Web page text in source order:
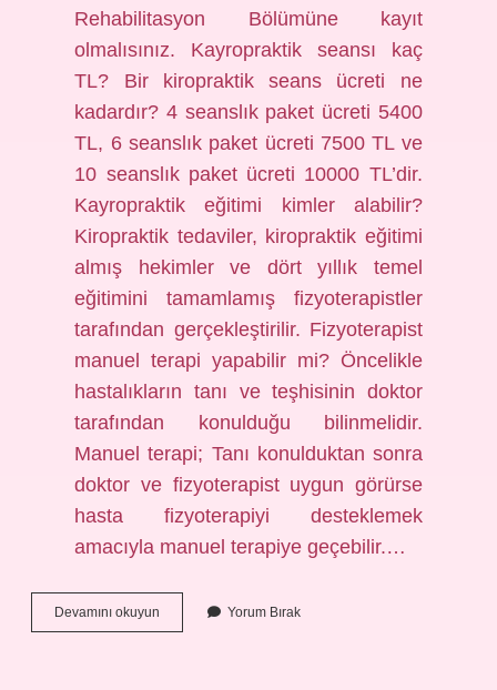
Rehabilitasyon Bölümüne kayıt
olmalısınız. Kayropraktik seansı kaç
TL? Bir kiropraktik seans ücreti ne
kadardır? 4 seanslık paket ücreti 5400
TL, 6 seanslık paket ücreti 7500 TL ve
10 seanslık paket ücreti 10000 TL’dir.
Kayropraktik eğitimi kimler alabilir?
Kiropraktik tedaviler, kiropraktik eğitimi
almış hekimler ve dört yıllık temel
eğitimini tamamlamış fizyoterapistler
tarafından gerçekleştirilir. Fizyoterapist
manuel terapi yapabilir mi? Öncelikle
hastalıkların tanı ve teşhisinin doktor
tarafından konulduğu bilinmelidir.
Manuel terapi; Tanı konulduktan sonra
doktor ve fizyoterapist uygun görürse
hasta fizyoterapiyi desteklemek
amacıyla manuel terapiye geçebilir.…
Devamını okuyun Fizyoterapist
Kayropraktik
Yorum Bırak